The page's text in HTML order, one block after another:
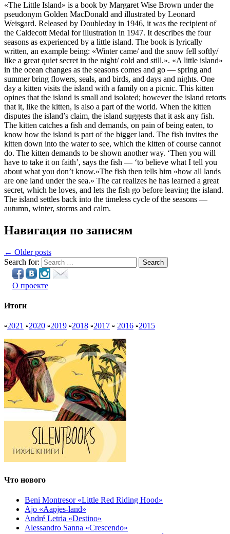
«The Little Island» is a book by Margaret Wise Brown under the
pseudonym Golden MacDonald and illustrated by Leonard
Weisgard. Released by Doubleday in 1946, it was the recipient of
the Caldecott Medal for illustration in 1947. It describes the four
seasons as experienced by a little island. The book is lyrically
written, an example being: «Winter came/ and the snow fell softly/
like a great quiet secret in the night/ cold and still.». «A little island»
in the ocean changes as the seasons comes and go — spring and
summer bring flowers, seals, and birds, and days and nights. One
day a kitten visits the island with a family on a picnic. This kitten
opines that the island is small and isolated; however the island retorts
that it, like the kitten, is also a part of the world. When the kitten
disputes the island’s claim, the island suggests that it ask any fish.
The kitten catches a fish and demands, on pain of being eaten, to
know how the island is part of the bigger land. The fish invites the
kitten down into the water to see, which the kitten of course cannot
do. The kitten demands to be shown another way. ‘Then you will
have to take it on faith’, says the fish — ‘to believe what I tell you
about what you don’t know.»The fish then tells him «how all lands
are one land under the sea.» The cat realizes he has learned a great
secret, which he loves, and lets the fish go before leaving the island.
The island settles back into the timeless cycle of the seasons —
autumn, winter, storms and calm.
Навигация по записям
← Older posts
Search for:
Search
О проекте
Итоги
▫2021 ▫2020 ▫2019 ▫2018 ▫2017 ▫ 2016 ▫2015
Что нового
Beni Montresor «Little Red Riding Hood»
Ajo «Aapjes-land»
André Letria «Destino»
Alessandro Sanna «Crescendo»